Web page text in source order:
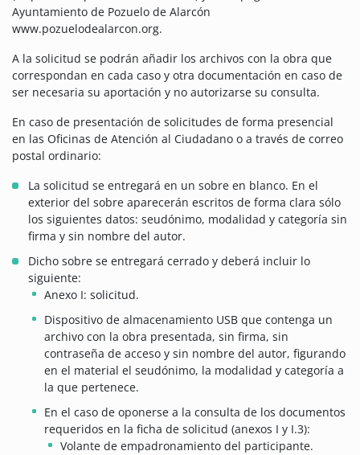
Ayuntamiento de Pozuelo de Alarcón
www.pozuelodealarcon.org.
A la solicitud se podrán añadir los archivos con la obra que
correspondan en cada caso y otra documentación en caso de
ser necesaria su aportación y no autorizarse su consulta.
En caso de presentación de solicitudes de forma presencial
en las Oficinas de Atención al Ciudadano o a través de correo
postal ordinario:
La solicitud se entregará en un sobre en blanco. En el
exterior del sobre aparecerán escritos de forma clara sólo
los siguientes datos: seudónimo, modalidad y categoría sin
firma y sin nombre del autor.
Dicho sobre se entregará cerrado y deberá incluir lo
siguiente:
Anexo I: solicitud.
Dispositivo de almacenamiento USB que contenga un
archivo con la obra presentada, sin firma, sin
contraseña de acceso y sin nombre del autor, figurando
en el material el seudónimo, la modalidad y categoría a
la que pertenece.
En el caso de oponerse a la consulta de los documentos
requeridos en la ficha de solicitud (anexos I y I.3):
Volante de empadronamiento del participante.